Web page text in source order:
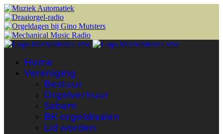
Home
Vereniging
Bestuur
Orgelverhuur
Sabam
BK orgeldraaien
Lid worden